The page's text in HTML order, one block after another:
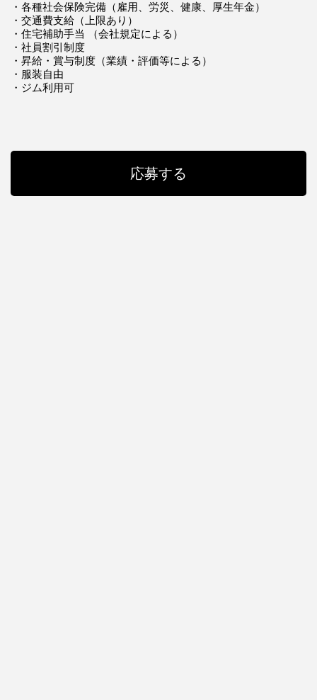
・各種社会保険完備（雇用、労災、健康、厚生年金）
・交通費支給（上限あり）
・住宅補助手当 （会社規定による）
・社員割引制度
・昇給・賞与制度（業績・評価等による）
・服装自由
・ジム利用可
応募する